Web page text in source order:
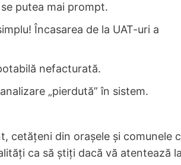
putea mai prompt.
Încasarea de la UAT-uri a
nefacturată.
„pierdută” în sistem.
cetățeni din orașele și comunele
ca să știți dacă vă atentează la